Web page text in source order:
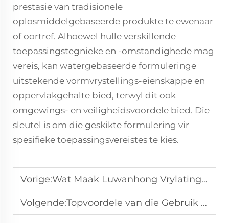
prestasie van tradisionele
oplosmiddelgebaseerde produkte te ewenaar
of oortref. Alhoewel hulle verskillende
toepassingstegnieke en -omstandighede mag
vereis, kan watergebaseerde formuleringe
uitstekende vormvrystellings-eienskappe en
oppervlakgehalte bied, terwyl dit ook
omgewings- en veiligheidsvoordele bied. Die
sleutel is om die geskikte formulering vir
spesifieke toepassingsvereistes te kies.
Vorige:Wat Maak Luwanhong Vrylatingmiddel Uitstaand in Vervaardiging?
Volgende:Topvoordele van die Gebruik van Luwanhong Vrylatingmiddel in Fabrieke